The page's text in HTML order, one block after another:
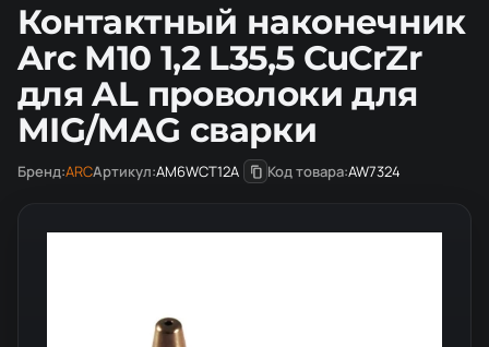
Контактный наконечник
Arc М10 1,2 L35,5 CuCrZr
для AL проволоки для
MIG/MAG сварки
Бренд:ARCАртикул:AM6WCT12A Код товара:AW7324